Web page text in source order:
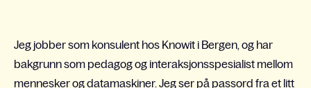
Jeg jobber som konsulent hos Knowit i Bergen, og har
bakgrunn som pedagog og interaksjonsspesialist mellom
mennesker og datamaskiner. Jeg ser på passord fra et litt